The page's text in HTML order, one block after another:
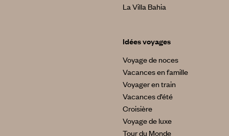
La Villa Bahia
Idées voyages
Voyage de noces
Vacances en famille
Voyager en train
Vacances d’été
Croisière
Voyage de luxe
Tour du Monde